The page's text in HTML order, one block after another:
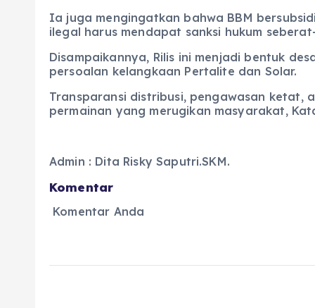
Ia juga mengingatkan bahwa BBM
ilegal harus mendapat sanksi hukum
Disampaikannya, Rilis ini menjadi bentuk
persoalan kelangkaan Pertalite dan Solar.
Transparansi distribusi, pengawasan ketat,
permainan yang merugikan masyarakat,
Admin : Dita Risky Saputri.SKM.
Komentar
Komentar Anda